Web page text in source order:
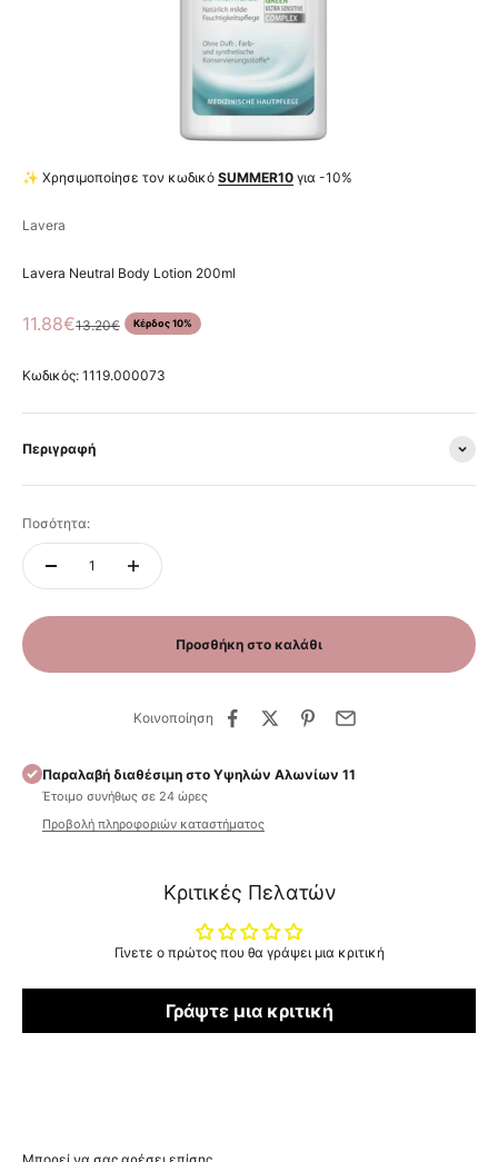
✨ Χρησιμοποίησε τον κωδικό SUMMER10 για -10%
Lavera
Lavera Neutral Body Lotion 200ml
Τιμή πώλησης
11.88€Κανονική τιμή
13.20€ Κέρδος 10%
Κωδικός: 1119.000073
Περιγραφή
Ποσότητα:
Προσθήκη στο καλάθι
Κοινοποίηση
Παραλαβή διαθέσιμη στο Υψηλών Αλωνίων 11
Έτοιμο συνήθως σε 24 ώρες
Προβολή πληροφοριών καταστήματος
Κριτικές Πελατών
Γίνετε ο πρώτος που θα γράψει μια κριτική
Γράψτε μια κριτική